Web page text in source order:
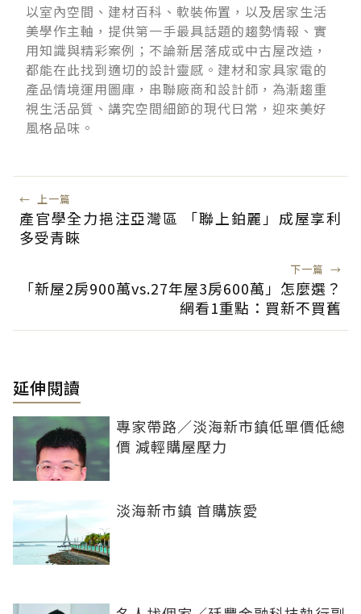
以室內空間、建材百科、軟裝佈置，以及居家生活
美學作主軸，提供第一手最具話題的趨勢情報、實
用知識與精彩案例；不論新居落成或中古屋改造，
都能在此找到適切的設計靈感。建材和家具家電的
產品情境運用圖庫，串聯廠商和設計師，為漸趨重
視生活品質、講究空間細節的現代日常，迎來美好
風格品味。
← 上一篇
產官學全力挹注亞灣區 「聯上鉑麗」成屋享利
多受青睞
下一篇 →
「新屋2房900萬vs.27年屋3房600萬」怎麼選？
網看1重點：買新不買舊
延伸閱讀
專家帶路／淡海新市鎮低單價低總
價 減輕購屋壓力
淡海新市鎮 首購族愛